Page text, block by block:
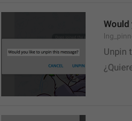
Would
Unpin